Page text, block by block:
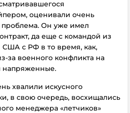
оценивали очень
проблема. Он уже имел
да еще с командой из
с РФ в то время, как,
за военного конфликта на
напряженные.
хвалили искусного
в свою очередь, восхищались
менеджера «летчиков»